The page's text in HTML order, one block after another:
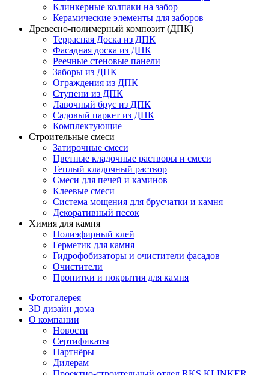
Клинкерные колпаки на забор
Керамические элементы для заборов
Древесно-полимерный композит (ДПК)
Террасная Доска из ДПК
Фасадная доска из ДПК
Реечные стеновые панели
Заборы из ДПК
Ограждения из ДПК
Ступени из ДПК
Лавочный брус из ДПК
Садовый паркет из ДПК
Комплектующие
Строительные смеси
Затирочные смеси
Цветные кладочные растворы и смеси
Теплый кладочный раствор
Смеси для печей и каминов
Клеевые смеси
Система мощения для брусчатки и камня
Декоративный песок
Химия для камня
Полиэфирный клей
Герметик для камня
Гидрофобизаторы и очистители фасадов
Очистители
Пропитки и покрытия для камня
Фотогалерея
3D дизайн дома
О компании
Новости
Сертификаты
Партнёры
Дилерам